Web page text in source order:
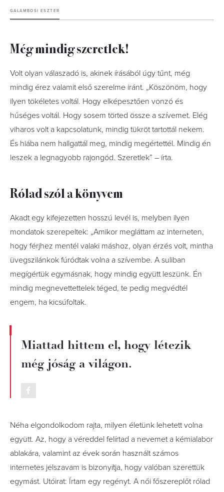
GALAMBOSI ESZTER
Még mindig szeretlek!
Volt olyan válaszadó is, akinek írásából úgy tűnt, még
mindig érez valamit első szerelme iránt. „Köszönöm, hogy
ilyen tökéletes voltál. Hogy elképesztően vonzó és
hűséges voltál. Hogy sosem törted össze a szívemet. Elég
viharos volt a kapcsolatunk, mindig tükröt tartottál nekem.
És hiába nem hallgattál meg, mindig megértettél. Mindig én
leszek a legnagyobb rajongód. Szeretlek” – írta.
Rólad szól a könyvem
Akadt egy kifejezetten hosszú levél is, melyben ilyen
mondatok szerepeltek: „Amikor megláttam az interneten,
hogy férjhez mentél valaki máshoz, olyan érzés volt, mintha
üvegszilánkok fúródtak volna a szívembe. A suliban
megígértük egymásnak, hogy mindig együtt leszünk. Én
mindig megnevettettelek téged, te pedig megvédtél
engem, ha kicsúfoltak.
Miattad hittem el, hogy létezik
még jóság a világon.
Néha elgondolkodom rajta, milyen életünk lehetett volna
együtt. Az, hogy a véreddel felírtad a nevemet a kémialabor
ablakára, valamint az évek során használt számos
internetes jelszavam is bizonyítja, hogy valóban szerettük
egymást. Utóirat: Írtam egy regényt. A női főszereplőt rólad